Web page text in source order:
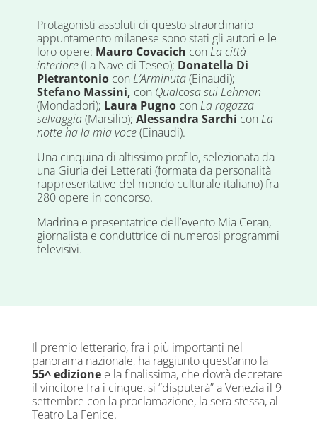
Protagonisti assoluti di questo straordinario
appuntamento milanese sono stati gli autori e le
loro opere: Mauro Covacich con La città
interiore(La Nave di Teseo); Donatella Di
Pietrantoniocon L’Arminuta(Einaudi);
Stefano Massini, con Qualcosa sui Lehman
(Mondadori); Laura Pugnocon La ragazza
selvaggia(Marsilio); Alessandra Sarchi con La
notte ha la mia voce(Einaudi).
Una cinquina di altissimo profilo, selezionata da
una Giuria dei Letterati (formata da personalità
rappresentative del mondo culturale italiano) fra
280 opere in concorso.
Madrina e presentatrice dell’evento Mia Ceran,
giornalista e conduttrice di numerosi programmi
televisivi.
Il premio letterario, fra i più importanti nel
panorama nazionale, ha raggiunto quest’anno la
55^ edizionee la finalissima, che dovrà decretare
il vincitore fra i cinque, si “disputerà” a Venezia il 9
settembre con la proclamazione, la sera stessa, al
Teatro La Fenice.